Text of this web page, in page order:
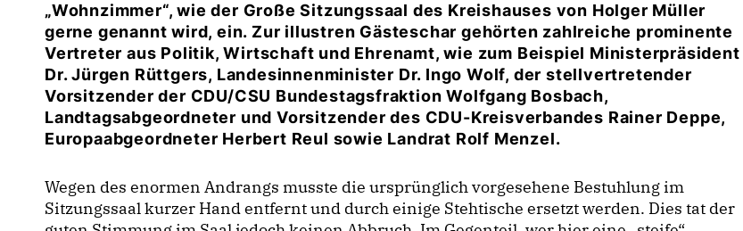
Wohnzimmer“, wie der Große Sitzungssaal des Kreishauses von Holger Müller
gerne genannt wird, ein. Zur illustren Gästeschar gehörten zahlreiche prominente
Vertreter aus Politik, Wirtschaft und Ehrenamt, wie zum Beispiel Ministerpräsident
Dr. Jürgen Rüttgers, Landesinnenminister Dr. Ingo Wolf, der stellvertretender
Vorsitzender der CDU/CSU Bundestagsfraktion Wolfgang Bosbach,
Landtagsabgeordneter und Vorsitzender des CDU-Kreisverbandes Rainer Deppe,
Europaabgeordneter Herbert Reul sowie Landrat Rolf Menzel.
Wegen des enormen Andrangs musste die ursprünglich vorgesehene Bestuhlung im
Sitzungssaal kurzer Hand entfernt und durch einige Stehtische ersetzt werden. Dies tat der